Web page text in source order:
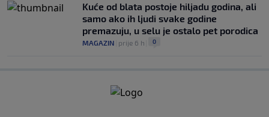
Kuće od blata postoje hiljadu godina, ali
samo ako ih ljudi svake godine
premazuju, u selu je ostalo pet porodica
MAGAZIN prije 6 h 0